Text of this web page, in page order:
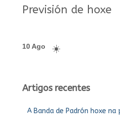
Previsión de hoxe
10 Ago
Artigos recentes
A Banda de Padrón hoxe na